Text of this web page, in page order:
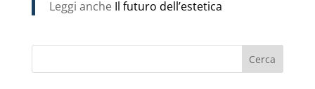
Leggi anche Il futuro dell’estetica
Cerca